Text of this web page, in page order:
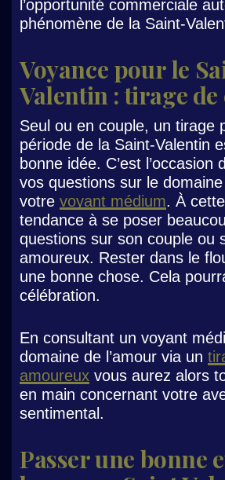
l’opportunité commerciale
phénomène de la Saint-
Voyance pour le
Valentin : tirage de
Seul ou en couple, un tirage
période de la Saint-Valentin
bonne idée. C’est l’occasion
vos questions sur le
votre voyant médium. À
tendance à se poser
questions sur son couple ou
amoureux. Rester dans le
une bonne chose. Cela
célébration.
En consultant un voyant
domaine de l’amour via un
amoureux vous aurez alors
en main concernant votre
sentimental.
Passer une bonne